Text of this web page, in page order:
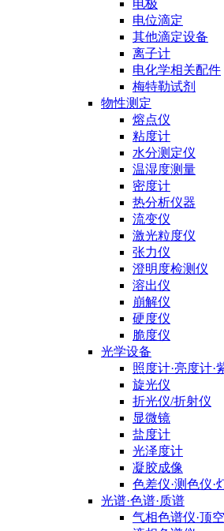
电极
电位滴定
其他滴定设备
离子计
电化学相关配件
梅特勒试剂
物性测定
熔点仪
粘度计
水分测定仪
温湿度测量
密度计
热分析仪器
流变仪
激光粒度仪
张力仪
澄明度检测仪
溶出仪
崩解仪
硬度仪
脆度仪
光学设备
照度计·亮度计·
旋光仪
折光仪/折射仪
显微镜
盐度计
光泽度计
凝胶成像
色差仪·测色仪·
光谱·色谱·质谱
气相色谱仪·顶